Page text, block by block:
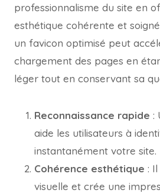
professionnalisme du site en
esthétique cohérente et
un favicon optimisé peut
chargement des pages en
léger tout en conservant sa
Reconnaissance rapide :
aide les utilisateurs à
instantanément votre site.
Cohérence esthétique :
visuelle et crée une